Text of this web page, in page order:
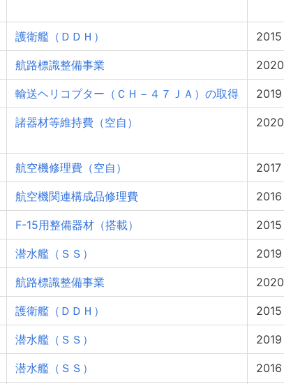
護衛艦（ＤＤＨ） 2015
航路標識整備事業 2020
輸送ヘリコプター（ＣＨ－４７ＪＡ）の取得 2019
諸器材等維持費（空自） 2020
航空機修理費（空自） 2017
航空機関連構成品修理費 2016
F-15用整備器材（搭載） 2015
潜水艦（ＳＳ） 2019
航路標識整備事業 2020
護衛艦（ＤＤＨ） 2015
潜水艦（ＳＳ） 2019
潜水艦（ＳＳ） 2016